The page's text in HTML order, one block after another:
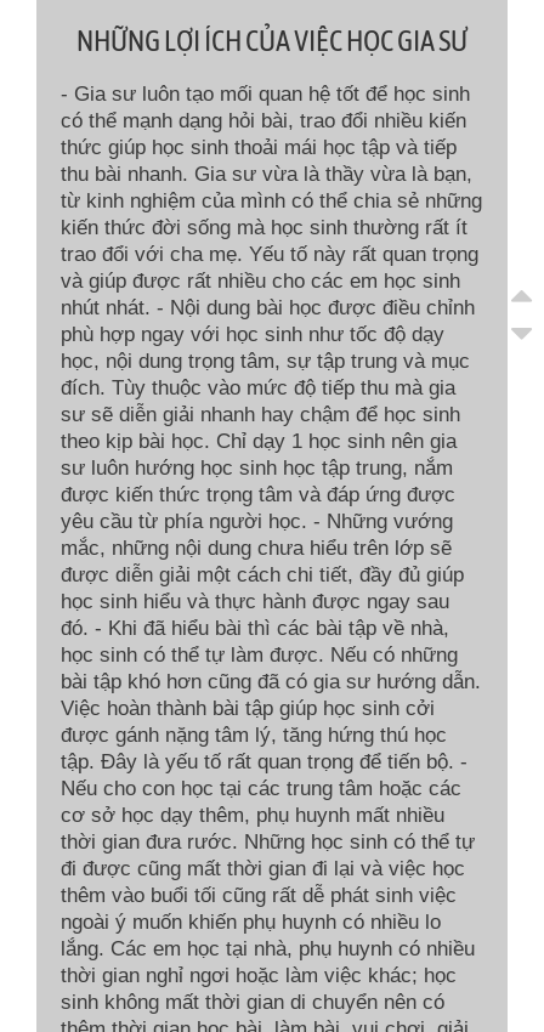
NHỮNG LỢI ÍCH CỦA VIỆC HỌC GIA SƯ
- Gia sư luôn tạo mối quan hệ tốt để học sinh
có thể mạnh dạng hỏi bài, trao đổi nhiều kiến
thức giúp học sinh thoải mái học tập và tiếp
thu bài nhanh. Gia sư vừa là thầy vừa là bạn,
từ kinh nghiệm của mình có thể chia sẻ những
kiến thức đời sống mà học sinh thường rất ít
trao đổi với cha mẹ. Yếu tố này rất quan trọng
và giúp được rất nhiều cho các em học sinh
nhút nhát. - Nội dung bài học được điều chỉnh
phù hợp ngay với học sinh như tốc độ dạy
học, nội dung trọng tâm, sự tập trung và mục
đích. Tùy thuộc vào mức độ tiếp thu mà gia
sư sẽ diễn giải nhanh hay chậm để học sinh
theo kịp bài học. Chỉ dạy 1 học sinh nên gia
sư luôn hướng học sinh học tập trung, nắm
được kiến thức trọng tâm và đáp ứng được
yêu cầu từ phía người học. - Những vướng
mắc, những nội dung chưa hiểu trên lớp sẽ
được diễn giải một cách chi tiết, đầy đủ giúp
học sinh hiểu và thực hành được ngay sau
đó. - Khi đã hiểu bài thì các bài tập về nhà,
học sinh có thể tự làm được. Nếu có những
bài tập khó hơn cũng đã có gia sư hướng dẫn.
Việc hoàn thành bài tập giúp học sinh cởi
được gánh nặng tâm lý, tăng hứng thú học
tập. Đây là yếu tố rất quan trọng để tiến bộ. -
Nếu cho con học tại các trung tâm hoặc các
cơ sở học dạy thêm, phụ huynh mất nhiều
thời gian đưa rước. Những học sinh có thể tự
đi được cũng mất thời gian đi lại và việc học
thêm vào buổi tối cũng rất dễ phát sinh việc
ngoài ý muốn khiến phụ huynh có nhiều lo
lắng. Các em học tại nhà, phụ huynh có nhiều
thời gian nghỉ ngơi hoặc làm việc khác; học
sinh không mất thời gian di chuyển nên có